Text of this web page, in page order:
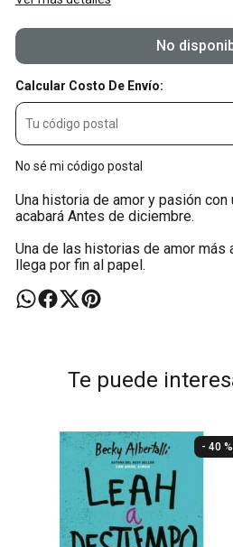
No
Calcular Costo De Envío:
No sé mi código postal
Una historia de amor y pasión con
acabará Antes de diciembre.
Una de las historias de amor más
llega por fin al papel.
Te puede
- 40 %